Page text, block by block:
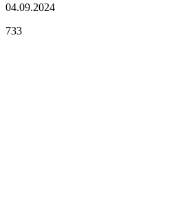
04.09.2024
733